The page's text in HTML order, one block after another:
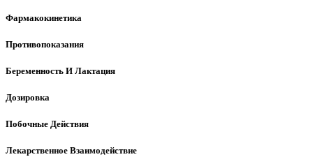
Фармакокинетика
Противопоказания
Беременность И Лактация
Дозировка
Побочные Действия
Лекарственное Взаимодействие